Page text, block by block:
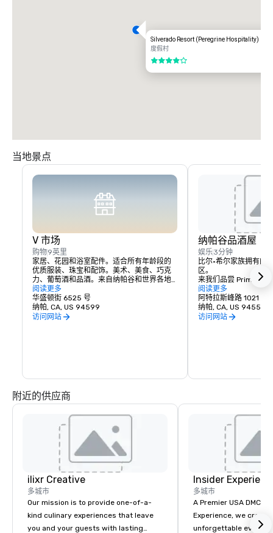
Silverado Resort (Peregrine Hospitality)
度假村
4/5
当地景点
V 市场
购物9英里
家居、花园和浴室配件。适合所有年龄段的
优质服装、珠宝和配饰。美术、美食、巧克
力、葡萄酒和品酒。来自纳帕谷和世界各地
的浪漫礼物和收藏品，与各种令人愉悦的葡
萄酒之乡餐饮相得益彰。
阅读更多
华盛顿街 6525 号
纳帕, CA, US 94599
访问网站
纳帕谷品酒屋
娱乐3分钟
比尔·希尔家族拥有的
区。
来我们品尝 Prime
和 Tetra 葡萄酒。
阅读更多
阿特拉斯峰路 1021 号
纳帕, CA, US 94559
访问网站
附近的供应商
ilixr Creative
多城市
Our mission is to provide one-of-a-
kind culinary experiences that leave
you and your guests with lasting
Insider
多城市
A Premier USA DMC Partner
Experience, we create
unforgettable events